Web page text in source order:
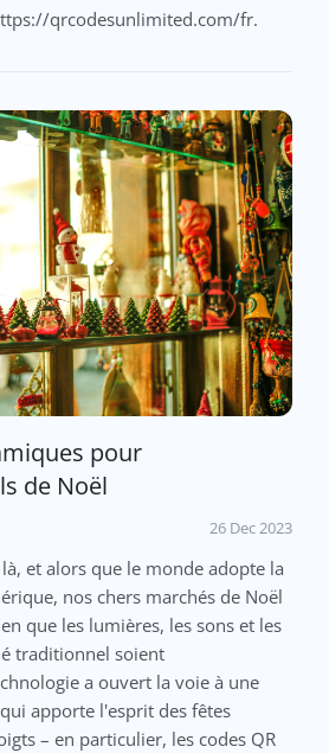
qrcodesunlimited.com/fr.
pour
de Noël
26 Dec 2023
et alors que le monde adopte la
nos chers marchés de Noël
que les lumières, les sons et les
traditionnel soient
a ouvert la voie à une
apporte l'esprit des fêtes
– en particulier, les codes QR